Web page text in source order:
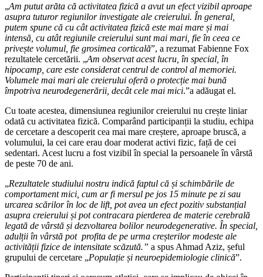
„Am putut arăta că activitatea fizică a avut un efect vizibil aproape
asupra tuturor regiunilor investigate ale creierului. În general,
putem spune că cu cât activitatea fizică este mai mare și mai
intensă, cu atât regiunile creierului sunt mai mari, fie în ceea ce
privește volumul, fie grosimea corticală”, a rezumat Fabienne Fox
rezultatele cercetării. „Am observat acest lucru, în special, în
hipocamp, care este considerat centrul de control al memoriei.
Volumele mai mari ale creierului oferă o protecție mai bună
împotriva neurodegenerării, decât cele mai mici.”a adăugat el.
Cu toate acestea, dimensiunea regiunilor creierului nu crește liniar
odată cu activitatea fizică. Comparând participanții la studiu, echipa
de cercetare a descoperit cea mai mare creștere, aproape bruscă, a
volumului, la cei care erau doar moderat activi fizic, față de cei
sedentari. Acest lucru a fost vizibil în special la persoanele în vârstă
de peste 70 de ani.
„Rezultatele studiului nostru indică faptul că și schimbările de
comportament mici, cum ar fi mersul pe jos 15 minute pe zi sau
urcarea scărilor în loc de lift, pot avea un efect pozitiv substanțial
asupra creierului și pot contracara pierderea de materie cerebrală
legată de vârstă și dezvoltarea bolilor neurodegenerative. În special,
adulții în vârstă pot profita de pe urma creșterilor modeste ale
activității fizice de intensitate scăzută.” a spus Ahmad Aziz, șeful
grupului de cercetare „Populație și neuroepidemiologie clinică”.